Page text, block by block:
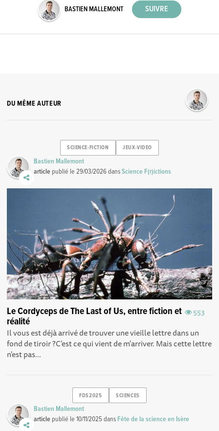
BASTIEN MALLEMONT
DU MÊME AUTEUR
SCIENCE-FICTION JEUX-VIDEO
Bastien Mallemont
article publié le29/03/2026dansScience F(r)ictions
553
Le Cordyceps de The Last of Us, entre fiction et
réalité
Il vous est déjà arrivé de trouver une vieille lettre dans un
fond de tiroir ? C'est ce qui vient de m'arriver. Mais cette lettre
n'est pas...
FDS2025 SCIENCES
Bastien Mallemont
article publié le10/11/2025dans Fête de la science en Isère